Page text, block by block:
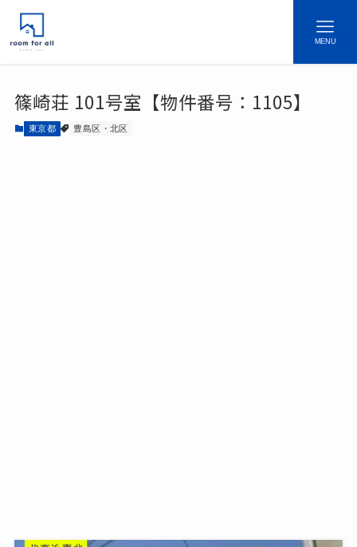
MENU
篠崎荘 101号室【物件番号：1105】
東京都 豊島区・北区